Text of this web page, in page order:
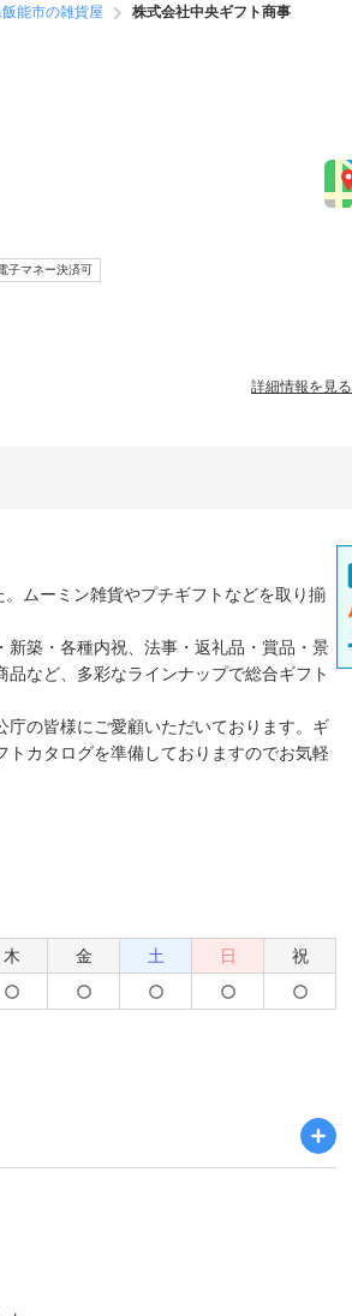
能市の雑貨屋 株式会社中央ギフト商事
子マネー決済可
詳細情報を見る
ムーミン雑貨やプチギフトなどを取り揃
築・各種内祝、法事・返礼品・賞品・景
など、多彩なラインナップで総合ギフト
の皆様にご愛顧いただいております。ギ
カタログを準備しておりますのでお気軽
木 金 土 日
祝